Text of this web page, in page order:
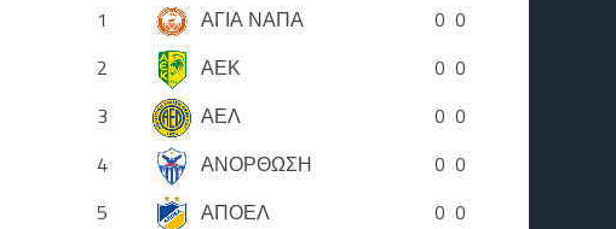
1
ΑΓΙΑ ΝΑΠΑ 0 0
2
ΑΕΚ 0 0
3
ΑΕΛ 0 0
4
ΑΝΟΡΘΩΣΗ 0 0
5
ΑΠΟΕΛ 0 0